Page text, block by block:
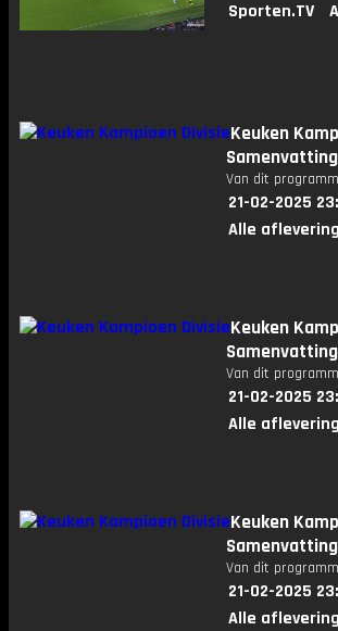
Sporten.TV
Keuken
Van dit
21-02-2025
Alle
Keuken
Van dit
21-02-2025
Alle
Keuken
Van dit
21-02-2025
Alle